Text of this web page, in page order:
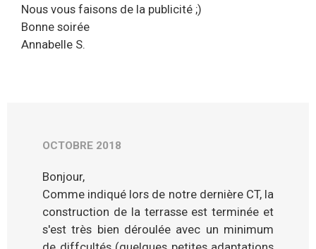
Nous vous faisons de la publicité ;)
Bonne soirée
Annabelle S.
OCTOBRE 2018
Bonjour,
Comme indiqué lors de notre dernière CT, la
construction de la terrasse est terminée et
s'est très bien déroulée avec un minimum